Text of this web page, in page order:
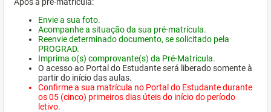
Envie a sua foto.
Acompanhe a situação da sua pré-matrícula.
Reenvie determinado documento, se solicitado pela
PROGRAD.
Imprima o(s) comprovante(s) da Pré-Matrícula.
O acesso ao Portal do Estudante será liberado somente à
partir do início das aulas.
Confirme a sua matrícula no Portal do Estudante durante
os 05 (cinco) primeiros dias úteis do início do período
letivo.